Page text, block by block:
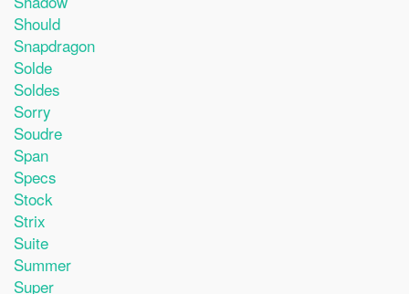
Should
Snapdragon
Solde
Soldes
Sorry
Soudre
Span
Specs
Stock
Strix
Suite
Summer
Super